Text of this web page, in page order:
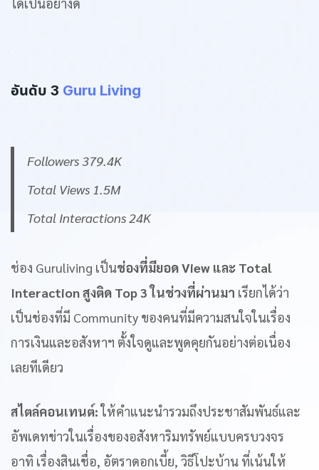
ได้เป็นอย่างดี
อันดับ 3 Guru Living
Followers 379.4K
Total Views 1.5M
Total Interactions 24K
ช่อง Guruliving เป็นช่องที่มียอด View และ Total
Interaction สูงติด Top 3 ในช่วงที่ผ่านมา เรียกได้ว่า
เป็นช่องที่มี Community ของคนที่มีความสนใจในเรื่อง
การเงินและอสังหาฯ ตั้งใจดูและพูดคุยกันอย่างต่อเนื่อง
เลยทีเดียว
สไตล์คอนเทนต์:ให้คำแนะนำรวมถึงประชาสัมพันธ์และ
อัพเดทข่าวในเรื่องของอสังหาริมทรัพย์แบบครบวงจร
อาทิ เรื่องสินเชื่อ, อัตราดอกเบี้ย, วิธีโปะบ้าน ที่เน้นให้